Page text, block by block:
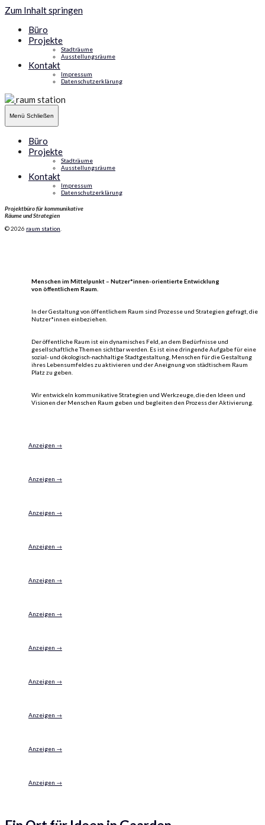
Zum Inhalt springen
Büro
Projekte
Stadträume
Ausstellungsräume
Kontakt
Impressum
Datenschutzerklärung
raum station
Menü Schließen
Büro
Projekte
Stadträume
Ausstellungsräume
Kontakt
Impressum
Datenschutzerklärung
Projektbüro für kommunikative
Räume und Strategien
© 2026 raum station
Menschen im Mittelpunkt – Nutzer*innen-orientierte Entwicklung
von öffentlichem Raum.
In der Gestaltung von öffentlichem Raum sind Prozesse und Strategien gefragt, die
Nutzer*innen einbeziehen.
Der öffentliche Raum ist ein dynamisches Feld, an dem Bedürfnisse und
gesellschaftliche Themen sichtbar werden. Es ist eine dringende Aufgabe für eine
sozial- und ökologisch-nachhaltige Stadtgestaltung, Menschen für die Gestaltung
ihres Lebensumfeldes zu aktivieren und der Aneignung von städtischem Raum
Platz zu geben.
Wir entwickeln kommunikative Strategien und Werkzeuge, die den Ideen und
Visionen der Menschen Raum geben und begleiten den Prozess der Aktivierung.
Anzeigen →
Anzeigen →
Anzeigen →
Anzeigen →
Anzeigen →
Anzeigen →
Anzeigen →
Anzeigen →
Anzeigen →
Anzeigen →
Anzeigen →